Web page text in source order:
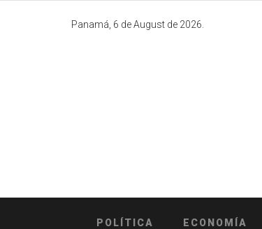
Panamá, 6 de August de 2026.
POLÍTICA ECONOMÍA